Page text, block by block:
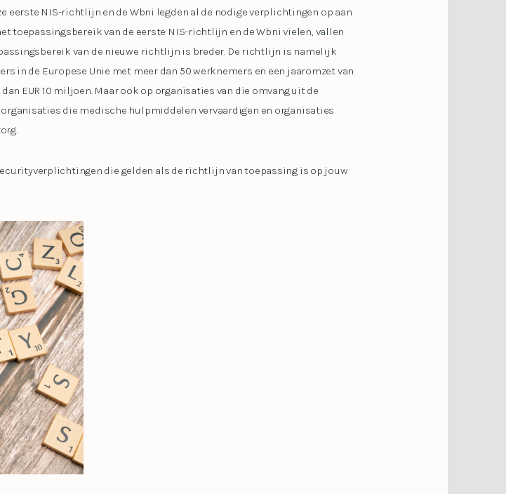
eerste NIS-richtlijn en de Wbni legden al de nodige verplichtingen op aan
toepassingsbereik van de eerste NIS-richtlijn en de Wbni vielen, vallen
van de nieuwe richtlijn is breder. De richtlijn is namelijk
in de Europese Unie met meer dan 50 werknemers en een jaaromzet van
EUR 10 miljoen. Maar ook op organisaties van die omvang uit de
die medische hulpmiddelen vervaardigen en organisaties
die gelden als de richtlijn van toepassing is op jouw